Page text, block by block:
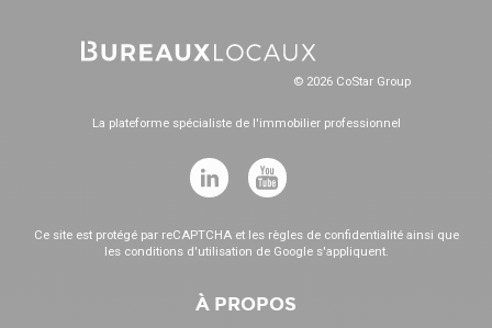
© 2026 CoStar Group
La plateforme spécialiste de l'immobilier professionnel
Ce site est protégé par reCAPTCHA et les règles de confidentialitéainsi que
les conditions d'utilisation de Google s'appliquent.
À PROPOS